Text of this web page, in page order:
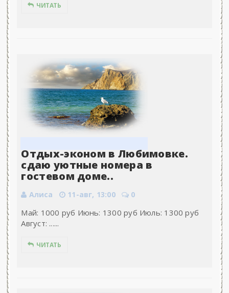
ЧИТАТЬ
Отдых-эконом в Любимовке.
сдаю уютные номера в
гостевом доме..
Алиса 11-авг, 13:00 0
Май: 1000 руб Июнь: 1300 руб Июль: 1300 руб
Август: ......
ЧИТАТЬ